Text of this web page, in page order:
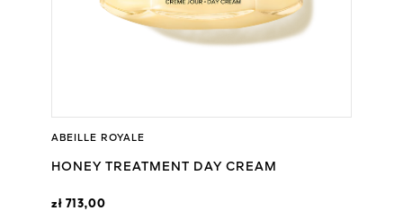
ABEILLE ROYALE
HONEY TREATMENT DAY CREAM
zł 713,00